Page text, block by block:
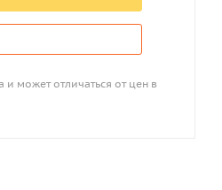
и может отличаться от цен в